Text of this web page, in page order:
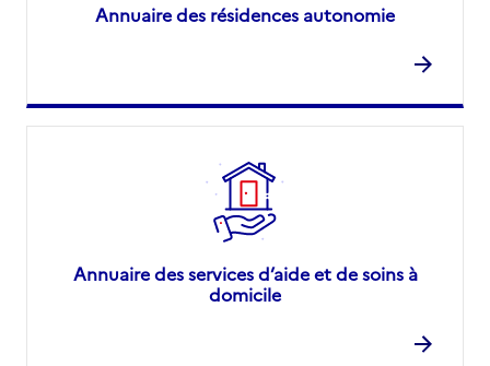
Annuaire des résidences autonomie
Annuaire des services d’aide et de soins à
domicile